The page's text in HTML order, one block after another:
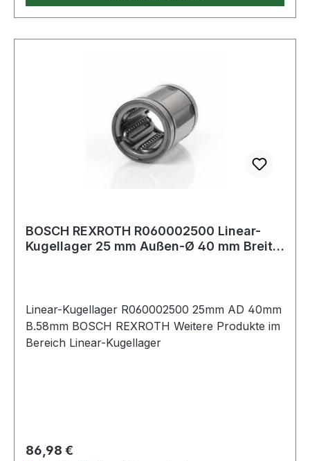
BOSCH REXROTH R060002500 Linear-
Kugellager 25 mm Außen-Ø 40 mm Breite
Linear-Kugellager R060002500 25mm AD 40mm
B.58mm BOSCH REXROTH Weitere Produkte im
Bereich Linear-Kugellager
Regulärer Preis:
86,98 €